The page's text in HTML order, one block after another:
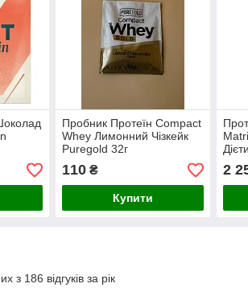
Пробник Протеїн Compact
Whey Лимонний Чізкейк
Puregold 32г
110₴
Купити
2
з 186 відгуків за рік